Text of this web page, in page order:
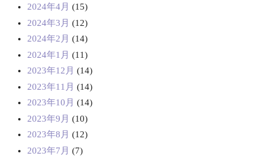
2024年4月 (15)
2024年3月 (12)
2024年2月 (14)
2024年1月 (11)
2023年12月 (14)
2023年11月 (14)
2023年10月 (14)
2023年9月 (10)
2023年8月 (12)
2023年7月 (7)